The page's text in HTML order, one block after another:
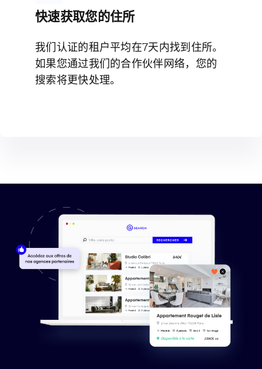
快速获取您的住所
我们认证的租户平均在7天内找到住所。
如果您通过我们的合作伙伴网络，您的
搜索将更快处理。